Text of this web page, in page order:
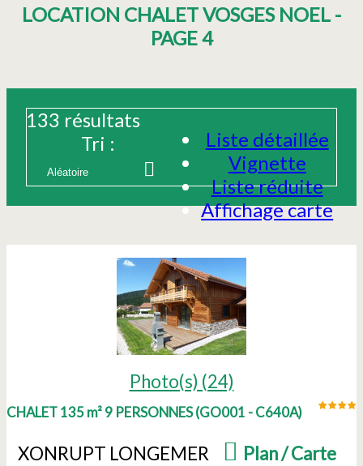
LOCATION CHALET VOSGES NOEL -
PAGE 4
Liste détaillée
Vignette
Liste réduite
Affichage carte
133 résultats
Tri :
Photo(s) (24)
CHALET 135 m² 9 PERSONNES(GO001 - C640A)
XONRUPT LONGEMER Plan / Carte